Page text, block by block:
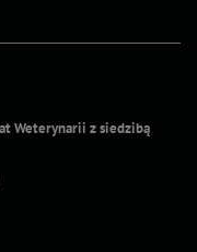
Weterynarii z siedzibą